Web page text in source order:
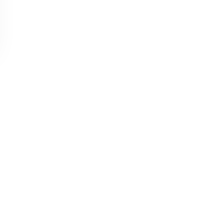
KURAMATSU - Céramique contemporaine